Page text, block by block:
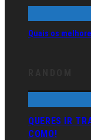
Quais os
QUERES IR
COMO!